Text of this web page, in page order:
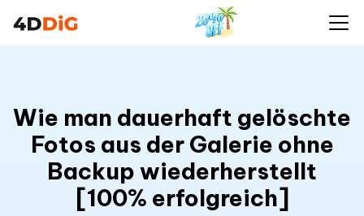
Wie man dauerhaft gelöschte
Fotos aus der Galerie ohne
Backup wiederherstellt
[100% erfolgreich]